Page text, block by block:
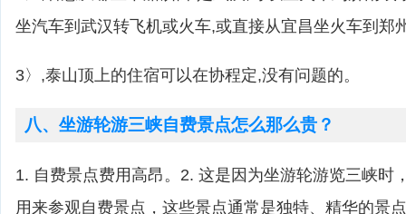
坐汽车到武汉转飞机或火车,或直接从宜昌坐火车到郑
3〉,泰山顶上的住宿可以在协程定,没有问题的。
八、坐游轮游三峡自费景点怎么那么贵？
1. 自费景点费用高昂。2. 这是因为坐游轮游览三峡时
用来参观自费景点，这些景点通常是独特、精华的景